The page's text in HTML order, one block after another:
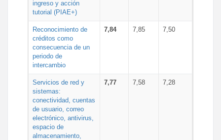
ingreso y acción
tutorial (PIAE+)
Reconocimiento de
créditos como
consecuencia de un
periodo de
intercambio
7,84 7,85 7,50
Servicios de red y
sistemas:
conectividad, cuentas
de usuario, correo
electrónico, antivirus,
espacio de
almacenamiento,
7,77 7,58 7,28